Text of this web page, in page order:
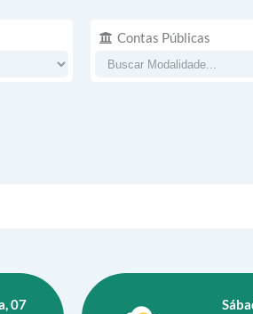
Contas Públicas
07